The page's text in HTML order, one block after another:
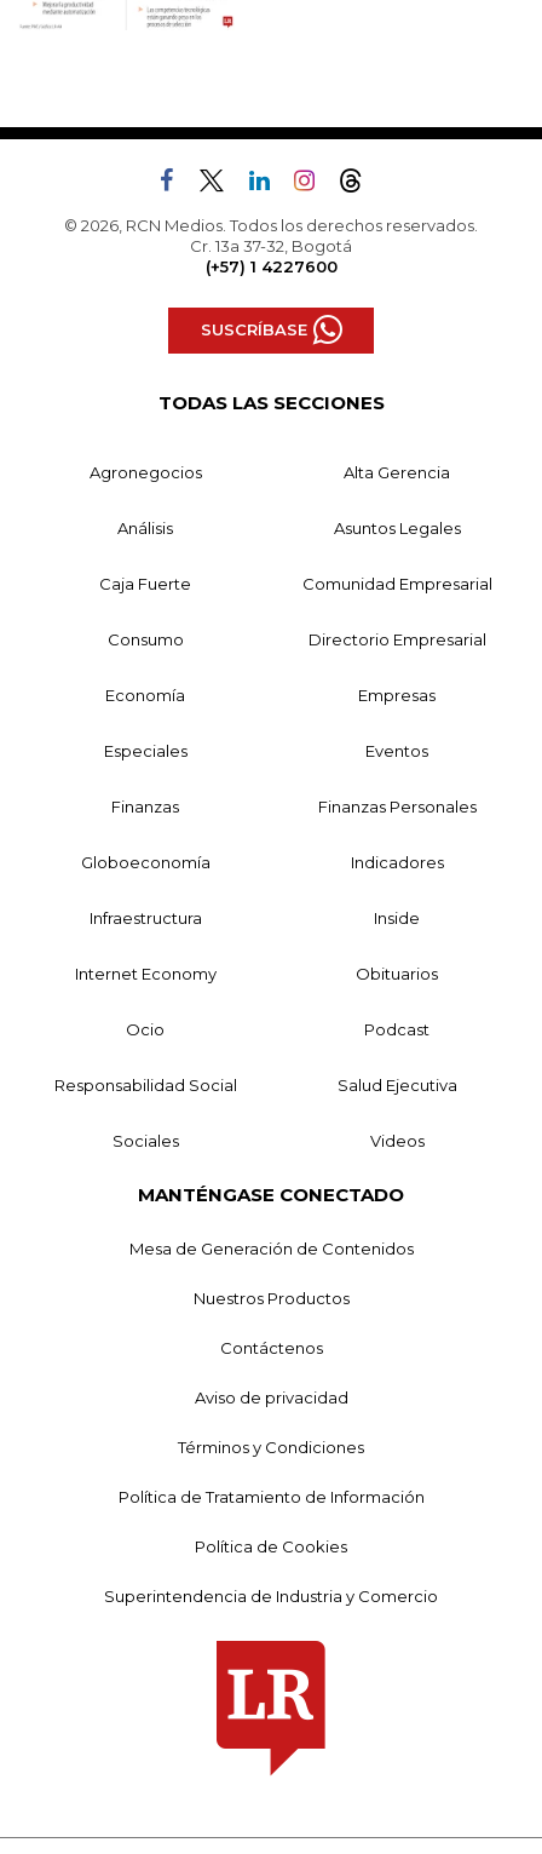
© 2026, RCN Medios. Todos los derechos reservados.
Cr. 13a 37-32, Bogotá
(+57) 1 4227600
SUSCRÍBASE
TODAS LAS SECCIONES
Agronegocios Alta Gerencia
Análisis Asuntos Legales
Caja Fuerte Comunidad Empresarial
Consumo Directorio Empresarial
Economía Empresas
Especiales Eventos
Finanzas Finanzas Personales
Globoeconomía Indicadores
Infraestructura Inside
Internet Economy Obituarios
Ocio Podcast
Responsabilidad Social Salud Ejecutiva
Sociales Videos
MANTÉNGASE CONECTADO
Mesa de Generación de Contenidos
Nuestros Productos
Contáctenos
Aviso de privacidad
Términos y Condiciones
Política de Tratamiento de Información
Política de Cookies
Superintendencia de Industria y Comercio